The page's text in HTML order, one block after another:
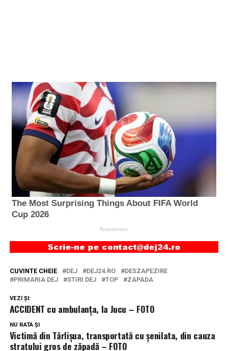
CUVINTE CHEIE DEJ DEJ24.RO
DESZAPEZIRE
PRIMARIA DEJ
STIRI DEJ TOP ZAPADA
VEZI ȘI:
ACCIDENT cu ambulanța, la Jucu – FOTO
NU RATA ȘI
Victimă din Târlișua, transportată cu șenilata, din cauza
stratului gros de zăpadă – FOTO